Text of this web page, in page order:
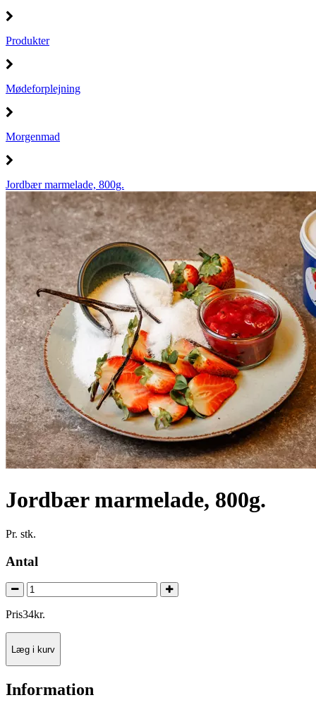
Produkter
Mødeforplejning
Morgenmad
Jordbær marmelade, 800g.
Jordbær marmelade, 800g.
Pr. stk.
Antal
Pris34kr.
Læg i kurv
Information